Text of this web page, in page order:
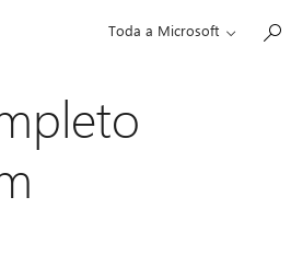
Toda a Microsoft